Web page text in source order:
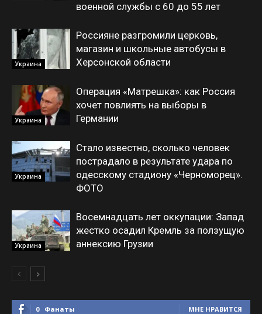
военной службы с 60 до 55 лет
Украина
Россияне разгромили церковь,
магазин и школьные автобусы в
Херсонской области
Украина
Операция «Матрешка»: как Россия
хочет повлиять на выборы в
Германии
Украина
Стало известно, сколько человек
пострадало в результате удара по
одесскому стадиону «Черноморец».
ФОТО
Украина
Восемнадцать лет оккупации: Запад
жестко осадил Кремль за ползущую
аннексию Грузии
0 Фанаты МНЕ НРАВИТСЯ